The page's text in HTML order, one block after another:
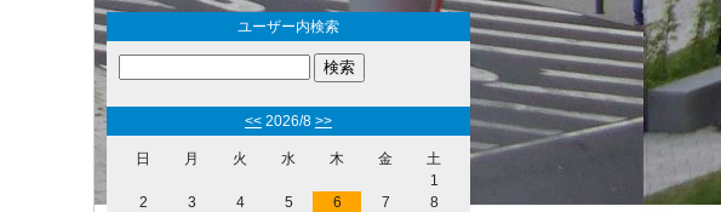
ユーザー内検索
<< 2026/8 >>
日 月 火 水 木 金
土
1
2
3 4 5 6 7
8